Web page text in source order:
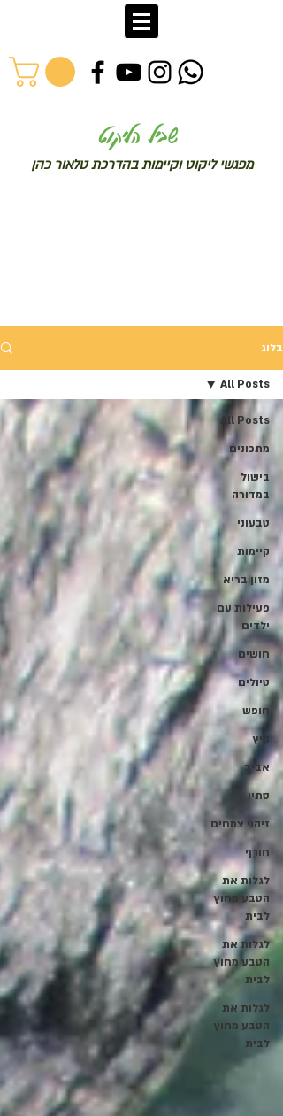
שביל הליקוט
מפגשי ליקוט וקיימות בהדרכת טלאור כהן
בלוג
All Posts
מתכונים
בישול
במדורה
טבעוני
קיימות
מזון בריא
פעילות עם
ילדים
חושים
טיולים
חופש
קיץ
אביב
סתיו
זיהוי צמחים
חורף
לגלות את
הטבע מחוץ
לבית
לגלות את
הטבע מחוץ
לבית
לגלות את
הטבע מחוץ
לבית
All Posts